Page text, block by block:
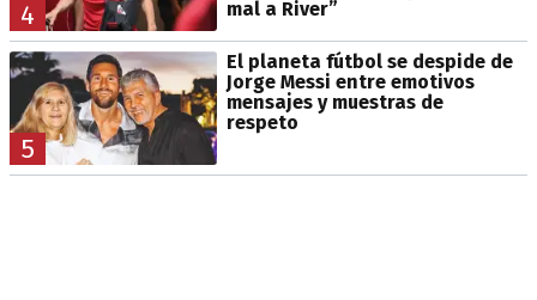
4
mal a River”
5
El planeta fútbol se despide de
Jorge Messi entre emotivos
mensajes y muestras de
respeto